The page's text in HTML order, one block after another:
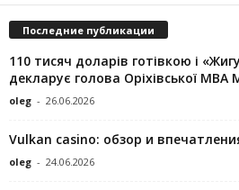
Последние публикации
110 тисяч доларів готівкою і
декларує голова Оріхівської МВА
oleg - 26.06.2026
Vulkan casino: обзор и
oleg - 24.06.2026